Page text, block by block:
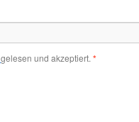
gelesen und akzeptiert. *